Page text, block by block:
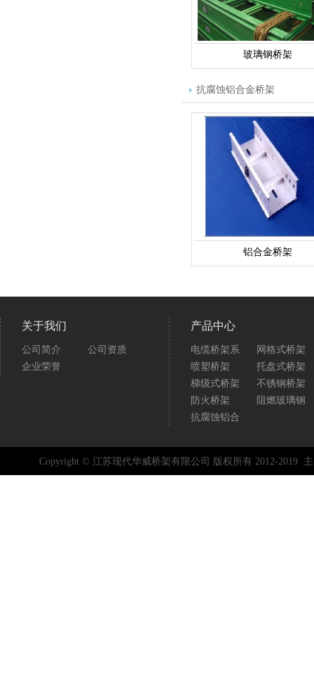
玻璃钢桥架
抗腐蚀铝合金桥架
铝合金桥架
关于我们
公司简介
公司资质
企业荣誉
产品中心
电缆桥架系
网格式桥架
喷塑桥架
托盘式桥架
梯级式桥架
不锈钢桥架
防火桥架
阻燃玻璃钢
抗腐蚀铝合
Copyright © 江苏现代华威桥架有限公司 版权所有 2012-2019